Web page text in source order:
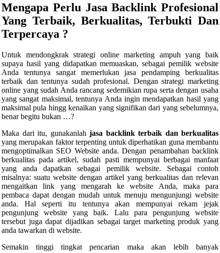
Mengapa Perlu Jasa Backlink Profesional
Yang Terbaik, Berkualitas, Terbukti Dan
Terpercaya ?
Untuk mendongkrak strategi online marketing ampuh yang baik
supaya hasil yang didapatkan memuaskan, sebagai pemilik website
Anda tentunya sangat memerlukan jasa pendamping berkualitas
terbaik dan tentunya sudah profesional. Dengan strategi marketing
online yang sudah Anda rancang sedemikian rupa serta dengan usaha
yang sangat maksimal, tentunya Anda ingin mendapatkan hasil yang
maksimal pula hingg kenaikan yang signifikan dari yang sebelumnya,
benar begitu bukan …?
Maka dari itu, gunakanlah jasa backlink terbaik dan berkualitas
yang merupakan faktor terpenting untuk diperhatikan guna membantu
mengoptimalkan SEO Website anda. Dengan penambahan backlink
berkualitas pada artikel, sudah pasti mempunyai berbagai manfaat
yang anda dapatkan sebagai pemilik website. Sebagai contoh
misalnya: suatu website dengan artikel yang berkualitas dan relevan
mengaitkan link yang mengarah ke website Anda, maka para
pembaca dapat dengan mudah untuk menuju mengunjungi website
anda. Hal seperti itu tentunya akan mempunyai rekam jejak
pengunjung website yang baik. Lalu para pengunjung website
tersebut juga dapat dijadikan sebagai target marketing produk yang
anda tawarkan di website.
Semakin tinggi tingkat pencarian maka akan lebih banyak